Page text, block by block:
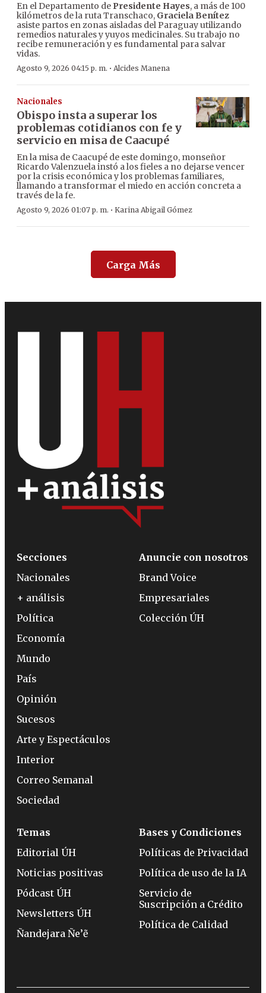
En el Departamento de Presidente Hayes, a más de 100
kilómetros de la ruta Transchaco, Graciela Benítez
asiste partos en zonas aisladas del Paraguay utilizando
remedios naturales y yuyos medicinales. Su trabajo no
recibe remuneración y es fundamental para salvar
vidas.
Agosto 9, 2026 04:15 p. m. · Alcides Manena
Nacionales
Obispo insta a superar los
problemas cotidianos con fe y
servicio en misa de Caacupé
En la misa de Caacupé de este domingo, monseñor
Ricardo Valenzuela instó a los fieles a no dejarse vencer
por la crisis económica y los problemas familiares,
llamando a transformar el miedo en acción concreta a
través de la fe.
Agosto 9, 2026 01:07 p. m. · Karina Abigail Gómez
Carga Más
Secciones
Nacionales
+ análisis
Política
Economía
Mundo
País
Opinión
Sucesos
Arte y Espectáculos
Interior
Correo Semanal
Sociedad
Anuncie con nosotros
Brand Voice
Empresariales
Colección ÚH
Temas
Editorial ÚH
Noticias positivas
Pódcast ÚH
Newsletters ÚH
Ñandejara Ñe’ẽ
Bases y Condiciones
Políticas de Privacidad
Política de uso de la IA
Servicio de
Suscripción a Crédito
Política de Calidad